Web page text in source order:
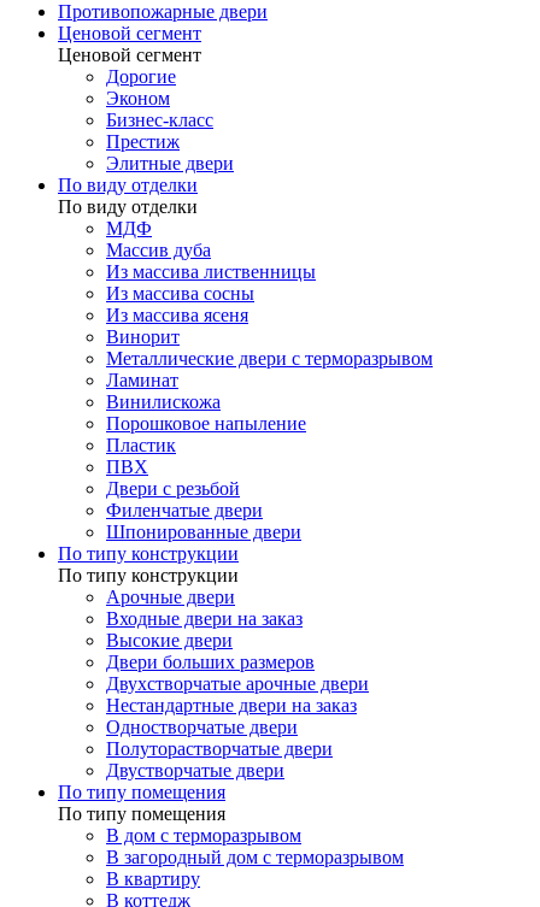
Противопожарные двери
Ценовой сегмент
Ценовой сегмент
Дорогие
Эконом
Бизнес-класс
Престиж
Элитные двери
По виду отделки
По виду отделки
МДФ
Массив дуба
Из массива лиственницы
Из массива сосны
Из массива ясеня
Винорит
Металлические двери с терморазрывом
Ламинат
Винилискожа
Порошковое напыление
Пластик
ПВХ
Двери с резьбой
Филенчатые двери
Шпонированные двери
По типу конструкции
По типу конструкции
Арочные двери
Входные двери на заказ
Высокие двери
Двери больших размеров
Двухстворчатые арочные двери
Нестандартные двери на заказ
Одностворчатые двери
Полуторастворчатые двери
Двустворчатые двери
По типу помещения
По типу помещения
В дом с терморазрывом
В загородный дом с терморазрывом
В квартиру
В коттедж